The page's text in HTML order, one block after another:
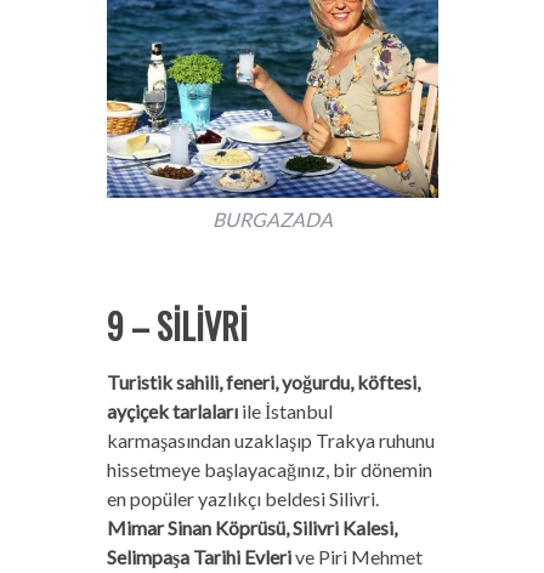
BURGAZADA
9 – SİLİVRİ
Turistik sahili, feneri, yoğurdu, köftesi,
ayçiçek tarlalarıile İstanbul
karmaşasından uzaklaşıp Trakya ruhunu
hissetmeye başlayacağınız, bir dönemin
en popüler yazlıkçı beldesi Silivri.
Mimar Sinan Köprüsü, Silivri Kalesi,
Selimpaşa Tarihi Evlerive Piri Mehmet